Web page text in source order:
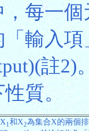
每一
輸入
註2)
性質。
1和X2為集合X的兩個